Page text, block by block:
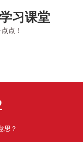
习课堂
点！
思？